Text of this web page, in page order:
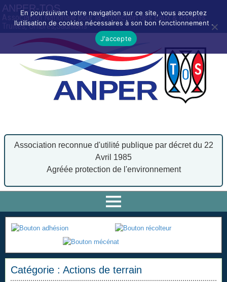
ANPER-TOS
Association Nationale pour la Protection des Eaux & Rivières
Truites, Ombres,Saumons
Association reconnue d'utilité publique par décret du 22
Avril 1985
Agréée protection de l'environnement
Catégorie : Actions de terrain
En poursuivant votre navigation sur ce site, vous acceptez
l’utilisation de cookies nécessaires à son bon fonctionnement .
J'accepte